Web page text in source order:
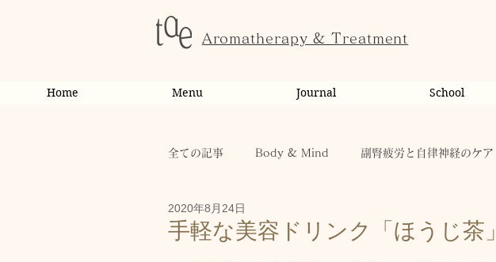
Aromatherapy & Treatment
Home Menu Journal School
全ての記事 Body & Mind 副腎疲労と自律神経のケア
お客様の変化・ご感想
手軽な美容ドリンク「ほうじ茶」
2020年8月24日